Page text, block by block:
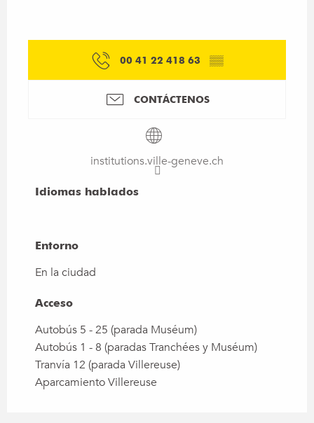
00 41 22 418 63 ▒▒
CONTÁCTENOS
institutions.ville-geneve.ch
Idiomas hablados
Idiomas hablados
Entorno
Entorno
En la ciudad
Acceso
Acceso
Autobús 5 - 25 (parada Muséum)
Autobús 1 - 8 (paradas Tranchées y Muséum)
Tranvía 12 (parada Villereuse)
Aparcamiento Villereuse